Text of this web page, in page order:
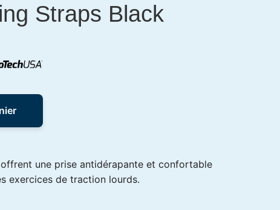
Straps Black
une prise antidérapante et confortable
exercices de traction lourds.